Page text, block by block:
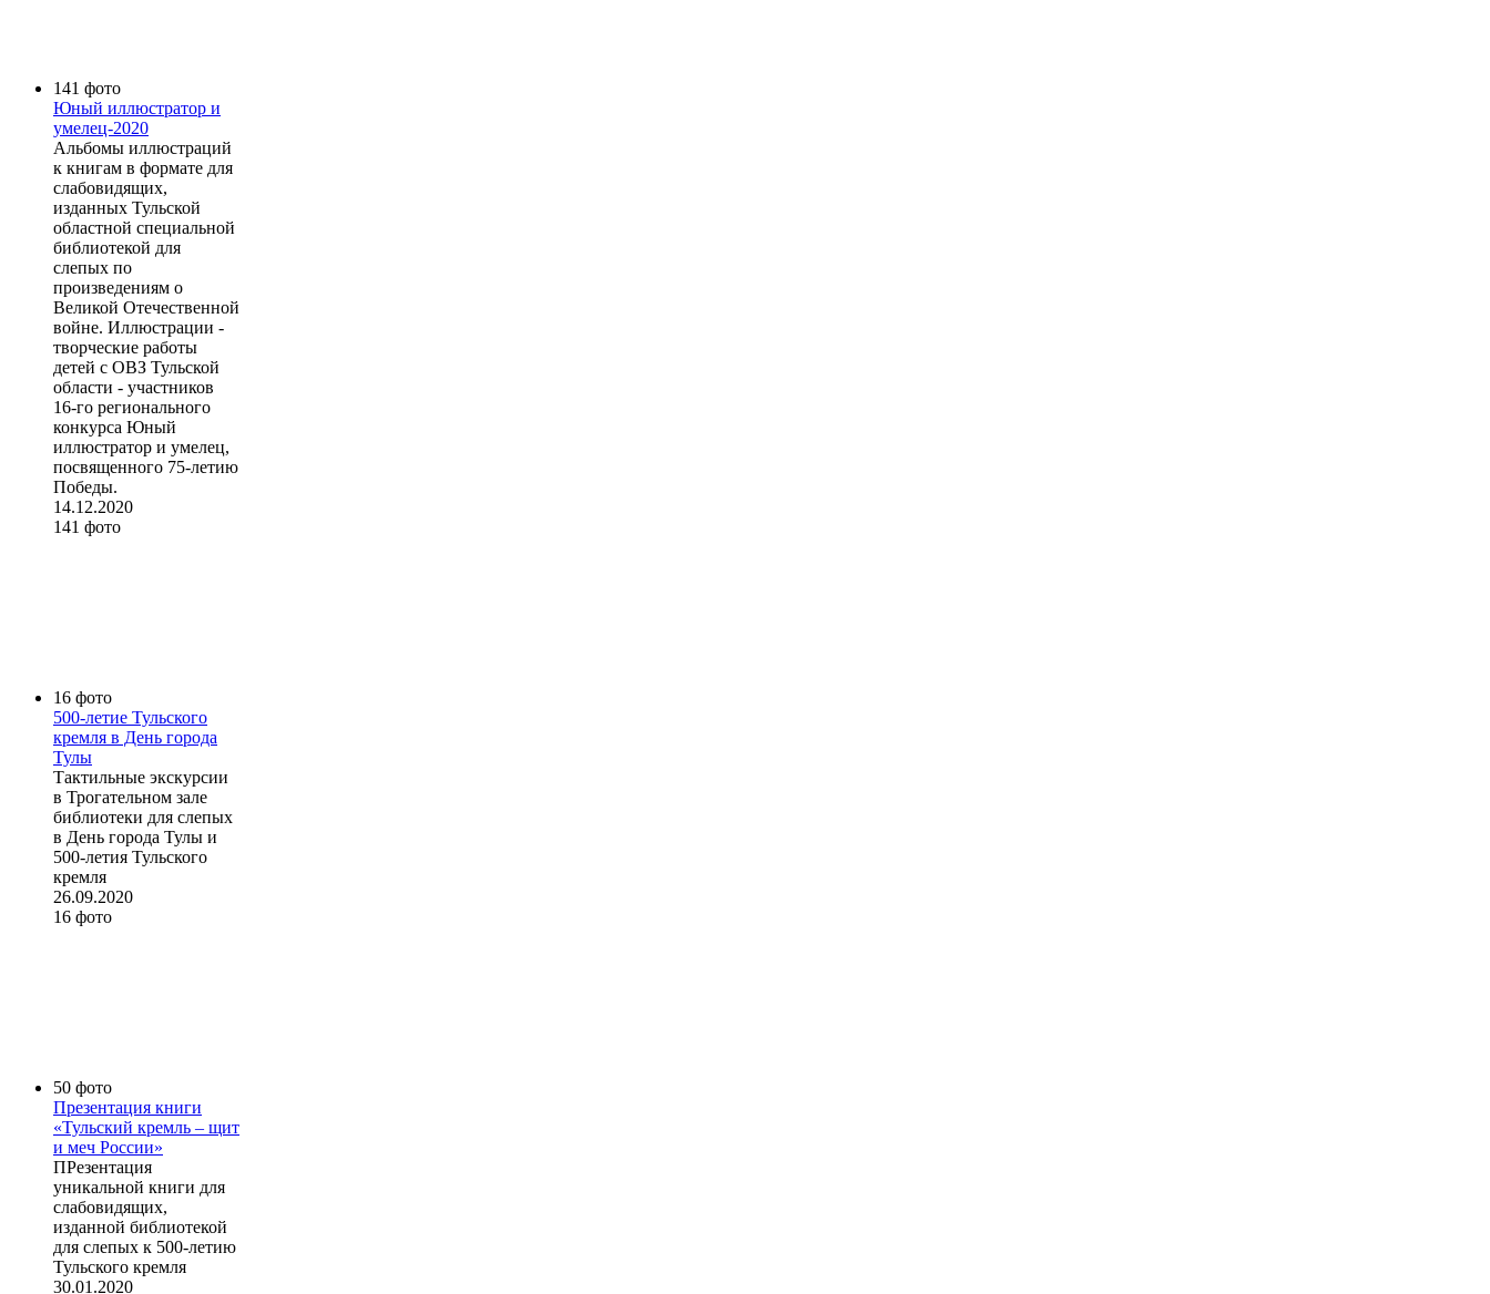
141 фото
Юный иллюстратор и
умелец-2020
Альбомы иллюстраций
к книгам в формате для
слабовидящих,
изданных Тульской
областной специальной
библиотекой для
слепых по
произведениям о
Великой Отечественной
войне. Иллюстрации -
творческие работы
детей с ОВЗ Тульской
области - участников
16-го регионального
конкурса Юный
иллюстратор и умелец,
посвященного 75-летию
Победы.
14.12.2020
141 фото
16 фото
500-летие Тульского
кремля в День города
Тулы
Тактильные экскурсии
в Трогательном зале
библиотеки для слепых
в День города Тулы и
500-летия Тульского
кремля
26.09.2020
16 фото
50 фото
Презентация книги
«Тульский кремль – щит
и меч России»
ПРезентация
уникальной книги для
слабовидящих,
изданной библиотекой
для слепых к 500-летию
Тульского кремля
30.01.2020